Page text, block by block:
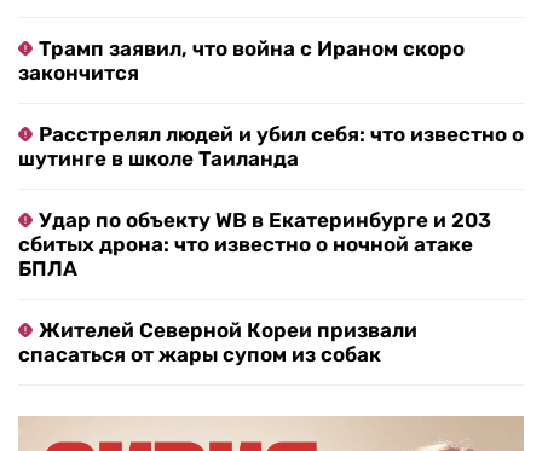
Трамп заявил, что война с Ираном скоро
закончится
Расстрелял людей и убил себя: что известно о
шутинге в школе Таиланда
Удар по объекту WB в Екатеринбурге и 203
сбитых дрона: что известно о ночной атаке
БПЛА
Жителей Северной Кореи призвали
спасаться от жары супом из собак